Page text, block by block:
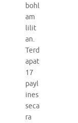
bohl
am
lilit
an.
Terd
apat
17
payl
ines
seca
ra